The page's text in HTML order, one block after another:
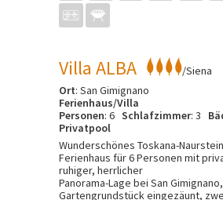
Villa ALBA
/Siena
Ort: San Gimignano
Ferienhaus/Villa
Personen: 6 Schlafzimmer: 3
Privatpool
Wunderschönes Toskana-
Ferienhaus für 6 Personen mit
ruhiger, herrlicher
Panorama-Lage bei San
Gartengrundstück eingezäunt,